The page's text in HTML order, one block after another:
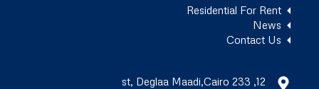
Residential For Rent
News
Contact Us
12, 233 st, Deglaa Maadi,Cairo